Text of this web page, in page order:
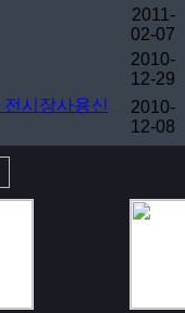
2011-
02-07
2010-
12-29
시장사용신
2010-
12-08